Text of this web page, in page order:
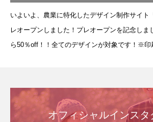
いよいよ、農業に特化したデザイン制作サイト
レオープンしました！プレオープンを記念しま
ら50％off！！全てのデザインが対象です！※印
オフィシャルインスタ